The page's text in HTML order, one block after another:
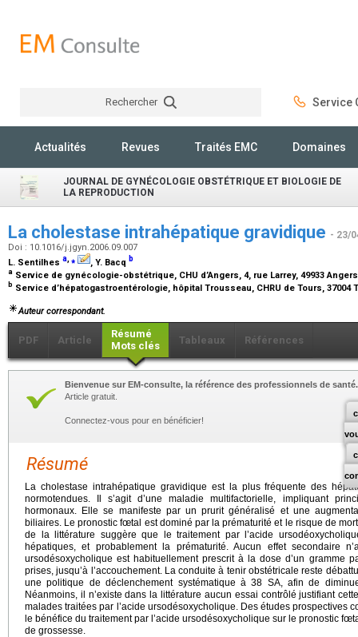
Rechercher Service
Actualités Revues Traités EMC Domaines
JOURNAL DE GYNÉCOLOGIE OBSTÉTRIQUE ET BIOLOGIE DE
LA REPRODUCTION
La cholestase intrahépatique gravidique - 23/
Doi : 10.1016/j.jgyn.2006.09.007
L. Sentilhes a,⁎ , Y. Bacq b
a Service de gynécologie-obstétrique, CHU d’Angers, 4, rue Larrey, 49933
b Service d’hépatogastroentérologie, hôpital Trousseau, CHRU de Tours, 37004
Auteur correspondant.
PDF Article
Résumé
Mots clés
Tableaux Références
Bienvenue sur EM-consulte, la référence des professionnels de santé.
Article gratuit.
Connectez-vous pour en bénéficier!
Résumé
La cholestase intrahépatique gravidique est la plus fréquente des
normotendues. Il s’agit d’une maladie multifactorielle, impliquant
hormonaux. Elle se manifeste par un prurit généralisé et une
biliaires. Le pronostic fœtal est dominé par la prématurité et le risque de
de la littérature suggère que le traitement par l’acide
hépatiques, et probablement la prématurité. Aucun effet secondaire
ursodésoxycholique est habituellement prescrit à la dose d’un gramme
prises, jusqu’à l’accouchement. La conduite à tenir obstétricale reste
une politique de déclenchement systématique à 38 SA, afin de
Néanmoins, il n’existe dans la littérature aucun essai contrôlé justifiant
malades traitées par l’acide ursodésoxycholique. Des études prospectives
le bénéfice du traitement par l’acide ursodésoxycholique sur le pronostic
de grossesse.